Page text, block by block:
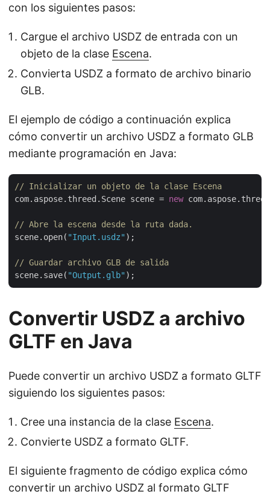
con los siguientes pasos:
Cargue el archivo USDZ de entrada con un
objeto de la clase Escena.
Convierta USDZ a formato de archivo binario
GLB.
El ejemplo de código a continuación explica
cómo convertir un archivo USDZ a formato GLB
mediante programación en Java:
// Inicializar un objeto de la clase Escena
com.aspose.threed.Scene scene = new
// Abre la escena desde la ruta dada.
scene.open( "Input.usdz" );
// Guardar archivo GLB de salida
scene.save( "Output.glb"
Convertir USDZ a archivo
GLTF en Java
Puede convertir un archivo USDZ a formato GLTF
siguiendo los siguientes pasos:
Cree una instancia de la clase Escena.
Convierte USDZ a formato GLTF.
El siguiente fragmento de código explica cómo
convertir un archivo USDZ al formato GLTF